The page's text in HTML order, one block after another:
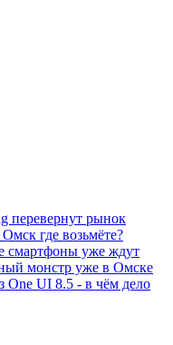
перевернут рынок
где возьмёте?
смартфоны уже ждут
монстр уже в Омске
One UI 8.5 - в чём дело